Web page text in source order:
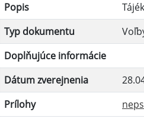
Popis
Typ dokumentu
Doplňujúce informácie
Dátum zverejnenia
Prílohy